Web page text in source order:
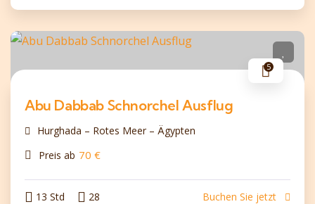
5
Abu Dabbab Schnorchel Ausflug
Hurghada – Rotes Meer – Ägypten
Preis ab 70 €
13 Std 28 Buchen Sie jetzt